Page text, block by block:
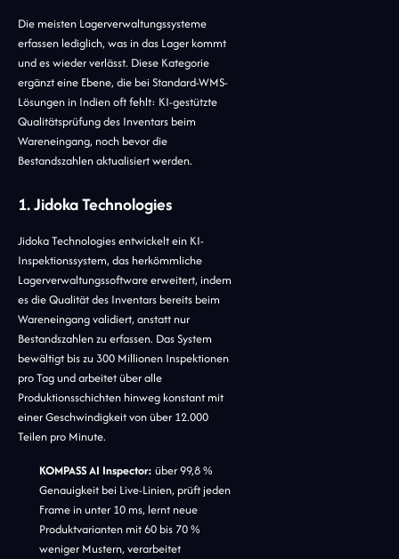
Die meisten Lagerverwaltungssysteme
erfassen lediglich, was in das Lager kommt
und es wieder verlässt. Diese Kategorie
ergänzt eine Ebene, die bei Standard-WMS-
Lösungen in Indien oft fehlt: KI-gestützte
Qualitätsprüfung des Inventars beim
Wareneingang, noch bevor die
Bestandszahlen aktualisiert werden.
1. Jidoka Technologies
Jidoka Technologies entwickelt ein KI-
Inspektionssystem, das herkömmliche
Lagerverwaltungssoftware erweitert, indem
es die Qualität des Inventars bereits beim
Wareneingang validiert, anstatt nur
Bestandszahlen zu erfassen. Das System
bewältigt bis zu 300 Millionen Inspektionen
pro Tag und arbeitet über alle
Produktionsschichten hinweg konstant mit
einer Geschwindigkeit von über 12.000
Teilen pro Minute.
KOMPASS AI Inspector: über 99,8 %
Genauigkeit bei Live-Linien, prüft jeden
Frame in unter 10 ms, lernt neue
Produktvarianten mit 60 bis 70 %
weniger Mustern, verarbeitet